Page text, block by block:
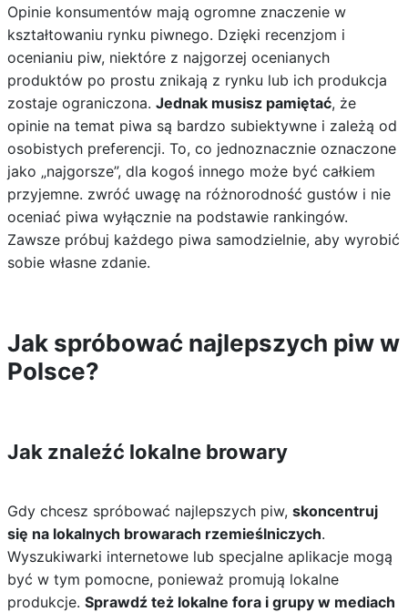
Opinie konsumentów mają ogromne znaczenie w
kształtowaniu rynku piwnego. Dzięki recenzjom i
ocenianiu piw, niektóre z najgorzej ocenianych
produktów po prostu znikają z rynku lub ich produkcja
zostaje ograniczona. Jednak musisz pamiętać, że
opinie na temat piwa są bardzo subiektywne i zależą od
osobistych preferencji. To, co jednoznacznie oznaczone
jako „najgorsze”, dla kogoś innego może być całkiem
przyjemne. zwróć uwagę na różnorodność gustów i nie
oceniać piwa wyłącznie na podstawie rankingów.
Zawsze próbuj każdego piwa samodzielnie, aby wyrobić
sobie własne zdanie.
Jak spróbować najlepszych piw w
Polsce?
Jak znaleźć lokalne browary
Gdy chcesz spróbować najlepszych piw, skoncentruj
się na lokalnych browarach rzemieślniczych.
Wyszukiwarki internetowe lub specjalne aplikacje mogą
być w tym pomocne, ponieważ promują lokalne
produkcje. Sprawdź też lokalne fora i grupy w mediach